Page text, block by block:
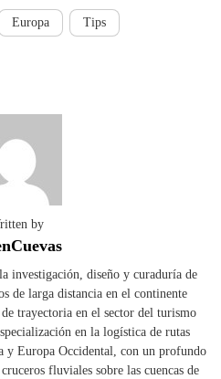
Europa Tips
by
investigación, diseño y curaduría de
de larga distancia en el continente
trayectoria en el sector del turismo
en la logística de rutas
y Europa Occidental, con un profundo
fluviales sobre las cuencas de